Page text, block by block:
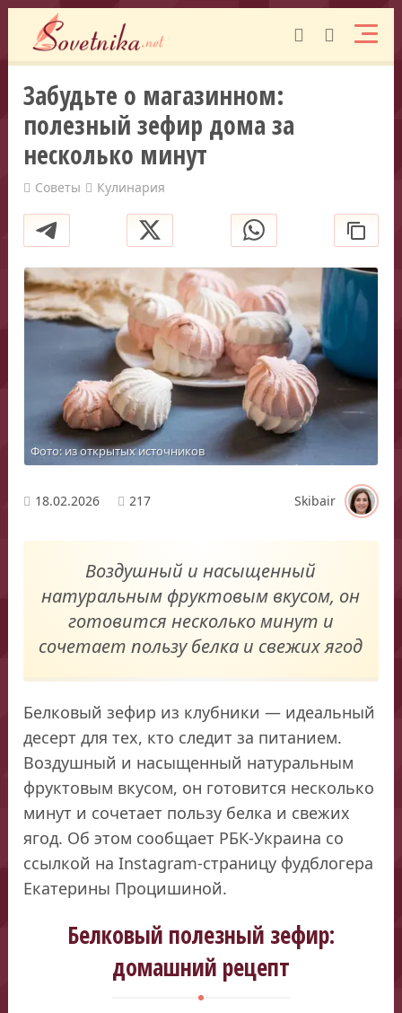
Забудьте о магазинном:
полезный зефир дома за
несколько минут
Советы Кулинария
Фото: из открытых источников
18.02.2026 217 Skibair
Воздушный и насыщенный
натуральным фруктовым вкусом, он
готовится несколько минут и
сочетает пользу белка и свежих ягод
Белковый зефир из клубники — идеальный
десерт для тех, кто следит за питанием.
Воздушный и насыщенный натуральным
фруктовым вкусом, он готовится несколько
минут и сочетает пользу белка и свежих
ягод. Об этом сообщает РБК-Украина со
ссылкой на Instagram-страницу фудблогера
Екатерины Процишиной.
Белковый полезный зефир:
домашний рецепт